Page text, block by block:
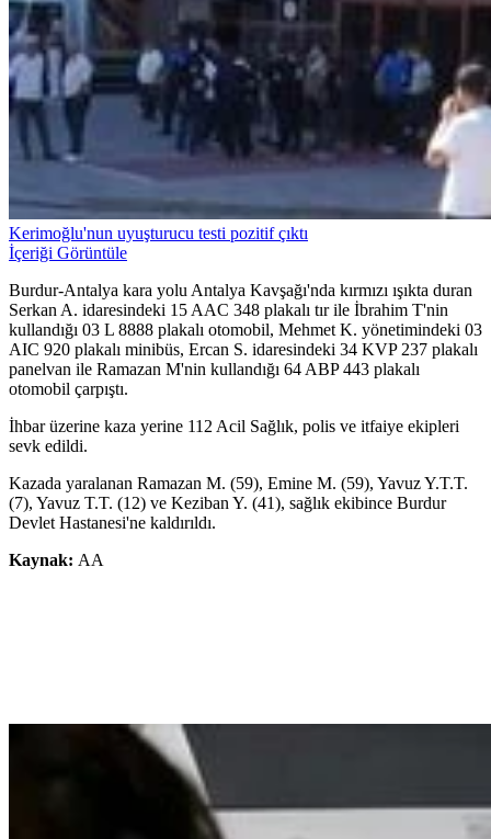
Kerimoğlu'nun uyuşturucu testi pozitif çıktı
İçeriği Görüntüle
Burdur-Antalya kara yolu Antalya Kavşağı'nda kırmızı ışıkta duran
Serkan A. idaresindeki 15 AAC 348 plakalı tır ile İbrahim T'nin
kullandığı 03 L 8888 plakalı otomobil, Mehmet K. yönetimindeki 03
AIC 920 plakalı minibüs, Ercan S. idaresindeki 34 KVP 237 plakalı
panelvan ile Ramazan M'nin kullandığı 64 ABP 443 plakalı
otomobil çarpıştı.
İhbar üzerine kaza yerine 112 Acil Sağlık, polis ve itfaiye ekipleri
sevk edildi.
Kazada yaralanan Ramazan M. (59), Emine M. (59), Yavuz Y.T.T.
(7), Yavuz T.T. (12) ve Keziban Y. (41), sağlık ekibince Burdur
Devlet Hastanesi'ne kaldırıldı.
Kaynak: AA